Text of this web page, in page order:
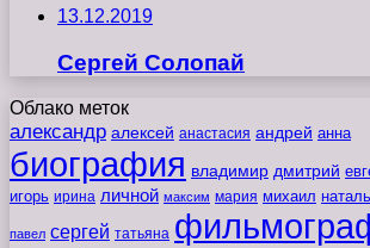
13.12.2019
Сергей Солопай
Облако меток
александр алексей анастасия андрей анна
биография владимир дмитрий
игорь ирина личной максим мария михаил
павел сергей татьяна